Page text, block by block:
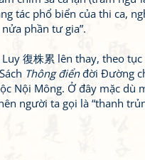
tác phổ biển của thi ca,
phần tư gia”.
復株累 lên thay, theo tục
Thông điểnđời Đường
Nội Mông. Ở đây mặc dù
người ta gọi là “thanh